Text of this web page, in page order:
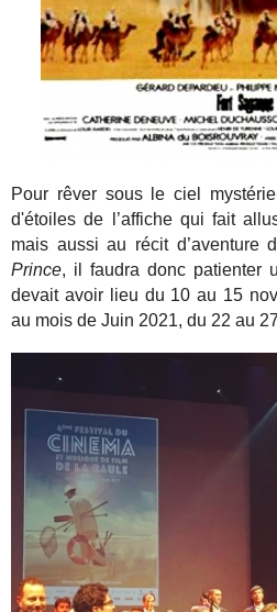
Pour rêver sous le ciel
d'étoiles de l’affiche qui fait
mais aussi au récit d’aventure
Prince, il faudra donc patienter
devait avoir lieu du 10 au 15
au mois de Juin 2021, du 22 au